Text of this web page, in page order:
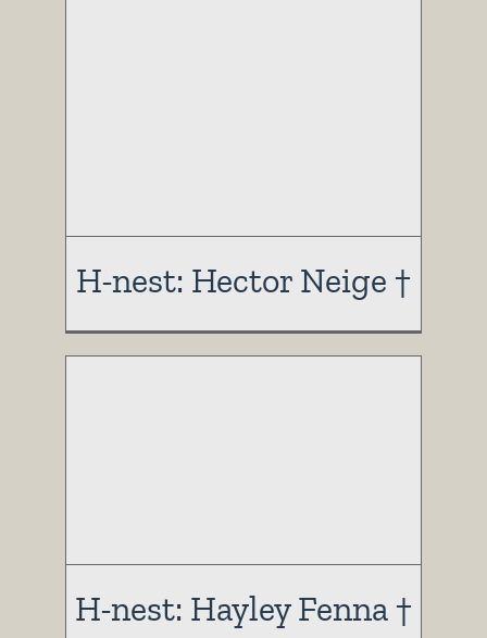
H-nest: Hector Neige †
H-nest: Hayley Fenna †